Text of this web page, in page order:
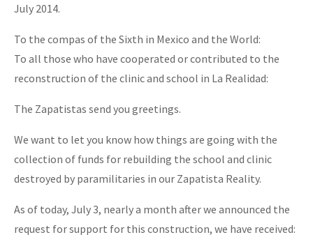
July 2014.
To the compas of the Sixth in Mexico and the World:
To all those who have cooperated or contributed to the
reconstruction of the clinic and school in La Realidad:
The Zapatistas send you greetings.
We want to let you know how things are going with the
collection of funds for rebuilding the school and clinic
destroyed by paramilitaries in our Zapatista Reality.
As of today, July 3, nearly a month after we announced the
request for support for this construction, we have received: